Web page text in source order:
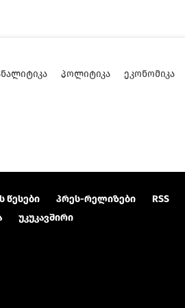
ᲞᲝᲚᲘᲢᲘᲙᲐ ᲔᲙᲝᲜᲝᲛᲘᲙᲐ
წესები პრეს-რელიზები RSS
უკუკავშირი